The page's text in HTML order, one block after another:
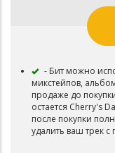
- Бит можно
микстейпов,
продаже до
остается Cherry's
после покупки
удалить ваш трек